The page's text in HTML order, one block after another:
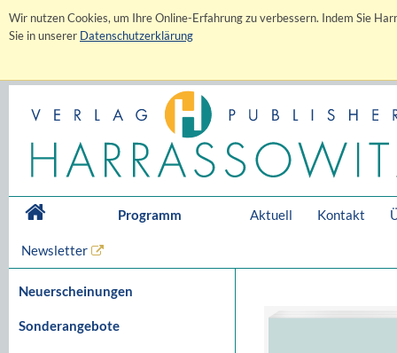
Wir nutzen Cookies, um Ihre Online-Erfahrung zu verbessern. Indem Sie
Sie in unserer Datenschutzerklärung
Programm Aktuell Kontakt
Newsletter
Neuerscheinungen
Sonderangebote